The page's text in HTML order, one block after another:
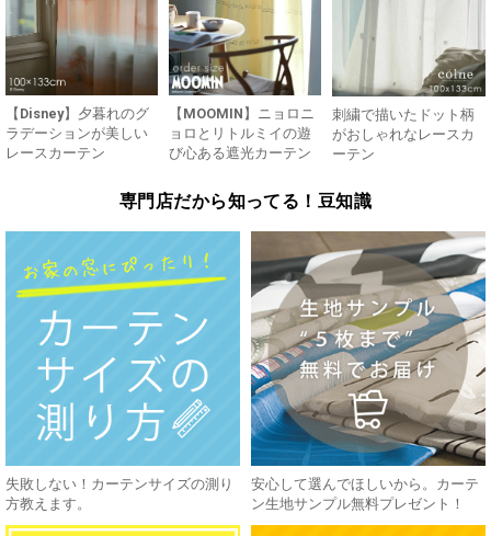
【Disney】夕暮れのグ
ラデーションが美しい
レースカーテン
【MOOMIN】ニョロニ
ョロとリトルミイの遊
び心ある遮光カーテン
刺繍で描いたドット柄
がおしゃれなレースカ
ーテン
専門店だから知ってる！豆知識
失敗しない！カーテンサイズの測り
方教えます。
安心して選んでほしいから。カーテ
ン生地サンプル無料プレゼント！